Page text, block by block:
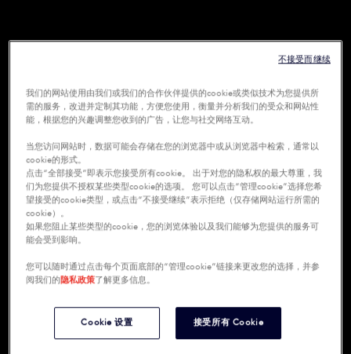
我们的网站使用由我们或我们的合作伙伴提供的cookie或类似技术为您提供所
需的服务，改进并定制其功能，方便您使用，衡量并分析我们的受众和网站性
能，根据您的兴趣调整您收到的广告，让您与社交网络互动。
当您访问网站时，数据可能会存储在您的浏览器中或从浏览器中检索，通常以
cookie的形式。
点击“全部接受”即表示您接受所有cookie。 出于对您的隐私权的最大尊重，我
们为您提供不授权某些类型cookie的选项。 您可以点击“管理cookie”选择您希
望接受的cookie类型，或点击“不接受继续”表示拒绝（仅存储网站运行所需的
cookie）。
如果您阻止某些类型的cookie，您的浏览体验以及我们能够为您提供的服务可
能会受到影响。
您可以随时通过点击每个页面底部的“管理cookie”链接来更改您的选择，并参
阅我们的 隐私政策了解更多信息。
Cookie 设置 接受所有 Cookie
不接受而继续